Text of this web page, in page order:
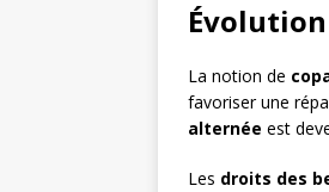
La notion de
favoriser une
alternée est
Les droits des